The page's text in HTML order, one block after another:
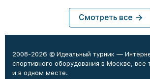
Смотреть все
2008-2026 © Идеальный турник —
спортивного оборудования в Москве, все
и в одном месте.